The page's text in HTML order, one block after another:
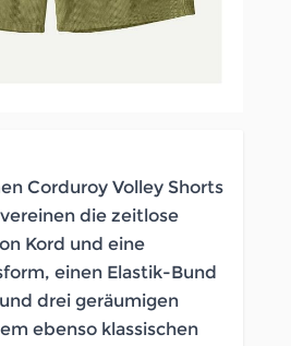
Corduroy Volley Shorts
die zeitlose
Kord und eine
einen Elastik-Bund
drei geräumigen
ebenso klassischen